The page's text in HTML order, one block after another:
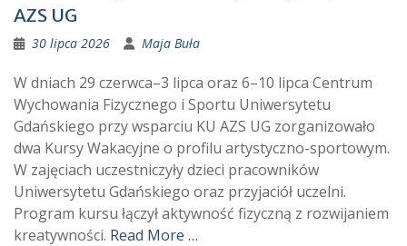
AZS UG
30 lipca 2026 Maja Buła
W dniach 29 czerwca–3 lipca oraz 6–10 lipca Centrum
Wychowania Fizycznego i Sportu Uniwersytetu
Gdańskiego przy wsparciu KU AZS UG zorganizowało
dwa Kursy Wakacyjne o profilu artystyczno-sportowym.
W zajęciach uczestniczyły dzieci pracowników
Uniwersytetu Gdańskiego oraz przyjaciół uczelni.
Program kursu łączył aktywność fizyczną z rozwijaniem
kreatywności. Read More …